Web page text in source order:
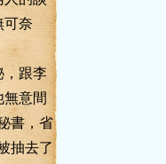
可奈
跟李
意間
書，省
抽去了